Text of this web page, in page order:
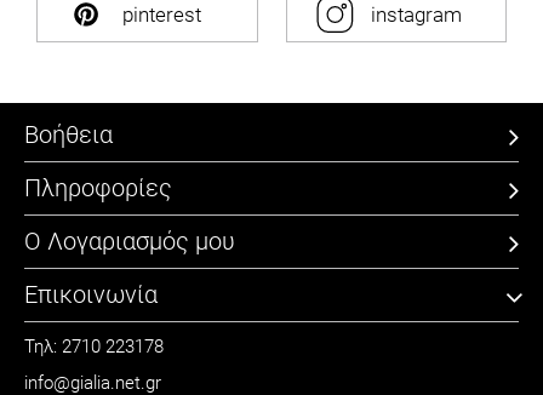
pinterest instagram
Βοήθεια
Πληροφορίες
Ο Λογαριασμός μου
Επικοινωνία
Τηλ: 2710 223178
info@gialia.net.gr